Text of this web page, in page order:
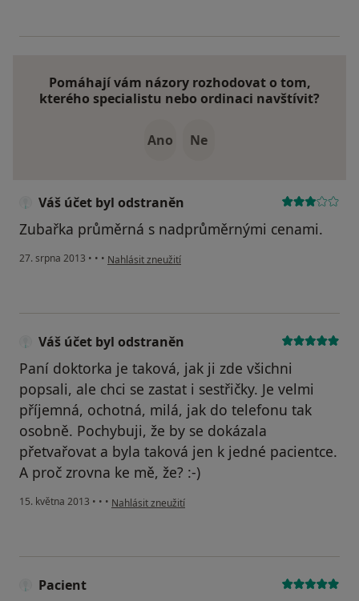
Pomáhají vám názory rozhodovat o tom,
kterého specialistu nebo ordinaci navštívit?
Ano Ne
Váš účet byl odstraněn
Zubařka průměrná s nadprůměrnými cenami.
27. srpna 2013 • • • podle názoru uživatele Váš účet byl odstraněn
Nahlásit zneužití
Váš účet byl odstraněn
Paní doktorka je taková, jak ji zde všichni
popsali, ale chci se zastat i sestřičky. Je velmi
příjemná, ochotná, milá, jak do telefonu tak
osobně. Pochybuji, že by se dokázala
přetvařovat a byla taková jen k jedné pacientce.
A proč zrovna ke mě, že? :-)
15. května 2013 • • • podle názoru uživatele Váš účet byl odstraněn
Nahlásit zneužití
Pacient